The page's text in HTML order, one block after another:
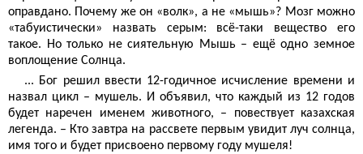
оправдано. Почему же он «волк», а не «мышь»? Мозг можно
«табуистически» назвать серым: всё-таки вещество его
такое. Но только не сиятельную Мышь – ещё одно земное
воплощение Солнца.
... Бог решил ввести 12-годичное исчисление времени и
назвал цикл – мушель. И объявил, что каждый из 12 годов
будет наречен именем животного, – повествует казахская
легенда. – Кто завтра на рассвете первым увидит луч солнца,
имя того и будет присвоено первому году мушеля!